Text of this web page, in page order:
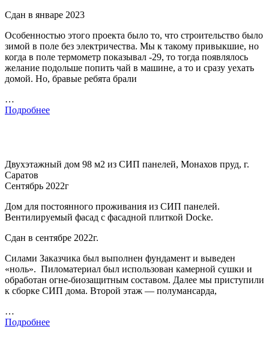
Сдан в январе 2023
Особенностью этого проекта было то, что строительство было
зимой в поле без электричества. Мы к такому привыкшие, но
когда в поле термометр показывал -29, то тогда появлялось
желание подольше попить чай в машине, а то и сразу уехать
домой. Но, бравые ребята брали
…
Подробнее
Двухэтажный дом 98 м2 из СИП панелей, Монахов пруд, г.
Саратов
Сентябрь 2022г
Дом для постоянного проживания из СИП панелей.
Вентилируемый фасад с фасадной плиткой Docke.
Сдан в сентябре 2022г.
Силами Заказчика был выполнен фундамент и выведен
«ноль». Пиломатериал был использован камерной сушки и
обработан огне-биозащитным составом. Далее мы приступили
к сборке СИП дома. Второй этаж — полумансарда,
…
Подробнее